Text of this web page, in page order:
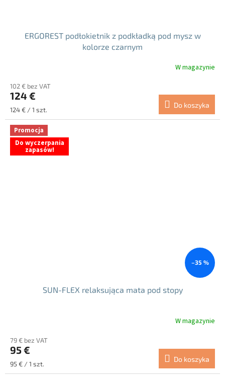
ERGOREST podłokietnik z podkładką pod mysz w
kolorze czarnym
W magazynie
102 € bez VAT
124 €
Cena
jednostkowa:
124 € / 1 szt.
Do koszyka
Promocja
Do wyczerpania
zapasów!
–35 %
SUN-FLEX relaksująca mata pod stopy
produktu
wynosi
5.0
na
W magazynie
79 € bez VAT
95 €
Cena
jednostkowa:
95 € / 1 szt.
Do koszyka